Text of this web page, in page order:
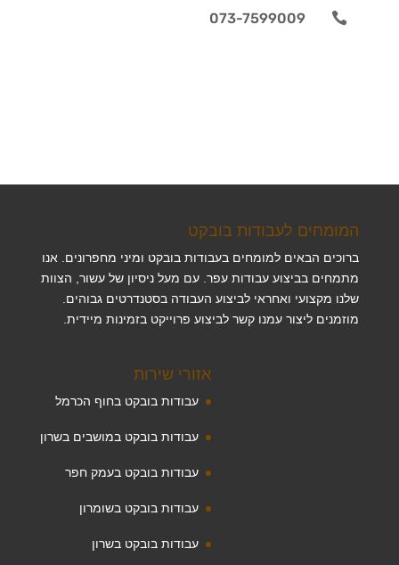

073-7599009
המומחים לעבודות בובקט
ברוכים הבאים למומחים בעבודות בובקט ומיני מחפרונים. אנו
מתמחים בביצוע עבודות עפר. עם מעל ניסיון של עשור, הצוות
שלנו מקצועי ואחראי לביצוע העבודה בסטנדרטים גבוהים.
מוזמנים ליצור עמנו קשר לביצוע פרוייקט בזמינות מיידית.
אזורי שירות
עבודות בובקט בחוף הכרמל
עבודות בובקט במושבים בשרון
עבודות בובקט בעמק חפר
עבודות בובקט בשומרון
עבודות בובקט בשרון